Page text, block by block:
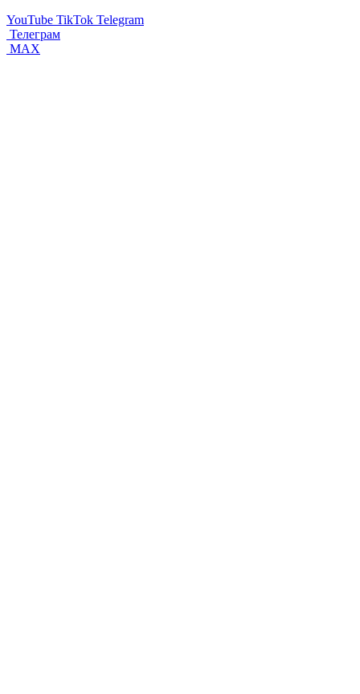
YouTube TikTok Telegram
Телеграм
MAX